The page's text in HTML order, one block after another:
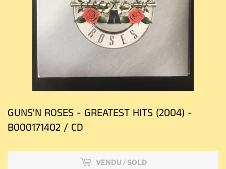
GUNS'N ROSES - GREATEST HITS (2004) -
B000171402 / CD
VENDU / SOLD